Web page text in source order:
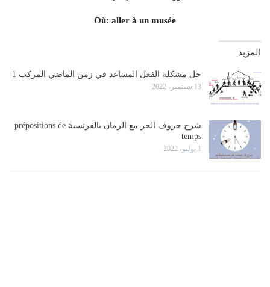
Où: aller à un musée
المزيد
حل مشكلة الفعل المساعد في زمن الماضي المركب 1
13 سبتمبر، 2022
شرح حروف الجر مع الزمان بالفرنسية prépositions de
temps
1 يوليو، 2022